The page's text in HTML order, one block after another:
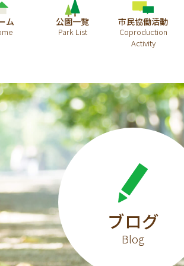
ム 公園一覧 市民協働活動
ブログ